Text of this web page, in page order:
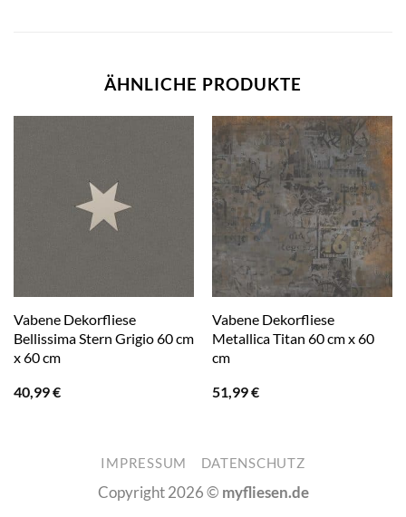
ÄHNLICHE PRODUKTE
Vabene Dekorfliese
Bellissima Stern Grigio 60 cm
x 60 cm
40,99€
Vabene Dekorfliese
Metallica Titan 60 cm x 60
cm
51,99€
IMPRESSUM DATENSCHUTZ
Copyright 2026 © myfliesen.de